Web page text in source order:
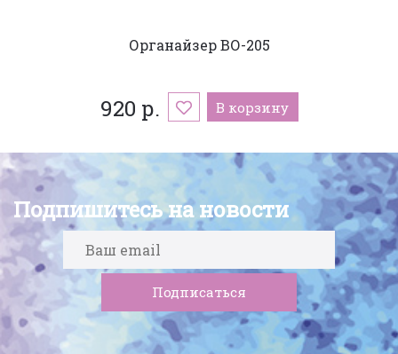
Органайзер BО-205
920 р. В корзину
Подпишитесь на новости